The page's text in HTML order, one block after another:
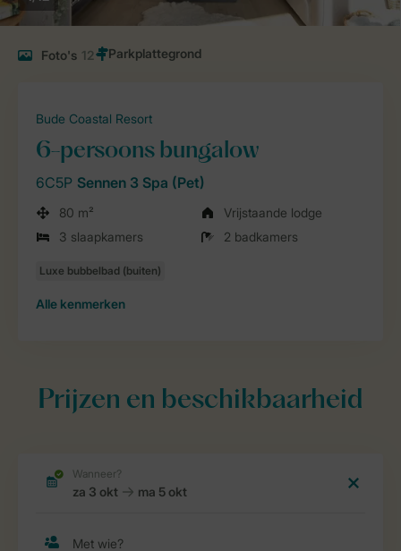
Foto's 12
Bude Coastal Resort
6-persoons bungalow
6C5P Sennen 3 Spa (Pet)
80 m²
Vrijstaande lodge
3 slaapkamers
2 badkamers
Alle kenmerken
Prijzen en beschikbaarheid